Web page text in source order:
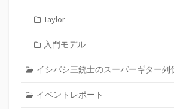
Taylor
入門モデル
イシバシ三銃士のスーパーギター列
イベントレポート